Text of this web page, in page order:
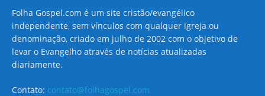
Folha Gospel.com é um site cristão/evangélico
independente, sem vínculos com qualquer igreja ou
denominação, criado em julho de 2002 com o objetivo de
levar o Evangelho através de notícias atualizadas
diariamente.
Contato: contato@folhagospel.com